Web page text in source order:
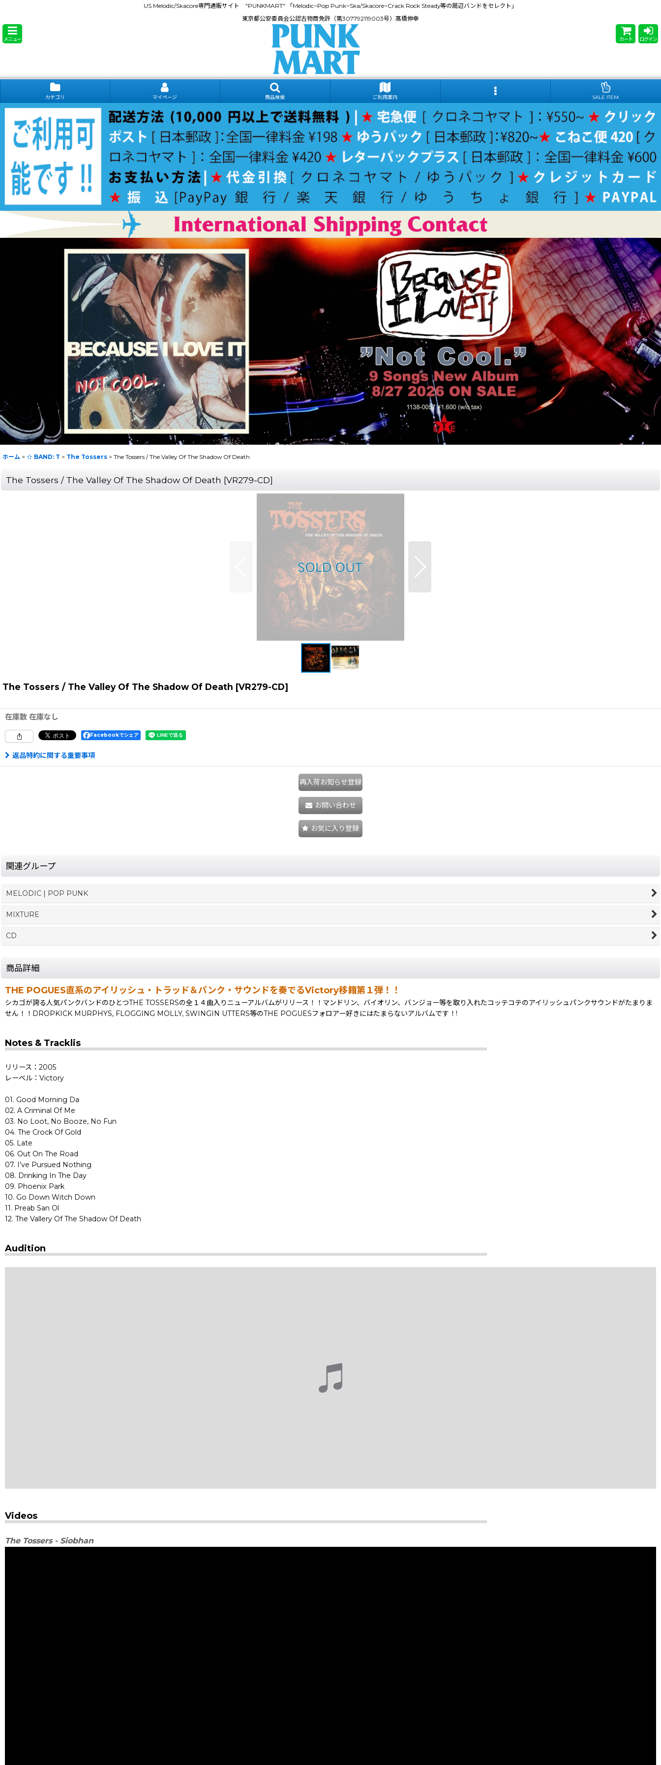
US Melodic/Skacore専門通販サイト "PUNKMART" 「Melodic~Pop Punk~Ska/Skacore~Crack Rock Steady等の周辺バンドをセレクト」
東京都公安委員会公認古物商免許（第307792119003号）髙橋伸幸
メニュー カート ログイン
カテゴリ マイページ 商品検索 ご利用案内 SALE ITEM
ホーム > ☆ BAND: T > The Tossers > The Tossers / The Valley Of The Shadow Of Death
The Tossers / The Valley Of The Shadow Of Death [VR279-CD]
The Tossers / The Valley Of The Shadow Of Death [VR279-CD]
在庫数 在庫なし
Facebookでシェア
返品特約に関する重要事項
再入荷お知らせ登録
お問い合わせ
お気に入り登録
関連グループ
MELODIC | POP PUNK
MIXTURE
CD
商品詳細
THE POGUES直系のアイリッシュ・トラッド＆パンク・サウンドを奏でるVictory移籍第１弾！！
シカゴが誇る人気パンクバンドのひとつTHE TOSSERSの全１４曲入りニューアルバムがリリース！！マンドリン、バイオリン、バンジョー等を取り入れたコッテコテのアイリッシュパンクサウンドがたまりま
せん！！DROPKICK MURPHYS, FLOGGING MOLLY, SWINGIN UTTERS等のTHE POGUESフォロアー好きにはたまらないアルバムです！!
Notes & Tracklis
リリース：2005
レーベル：Victory
01. Good Morning Da
02. A Criminal Of Me
03. No Loot, No Booze, No Fun
04. The Crock Of Gold
05. Late
06. Out On The Road
07. I’ve Pursued Nothing
08. Drinking In The Day
09. Phoenix Park
10. Go Down Witch Down
11. Preab San Ol
12. The Vallery Of The Shadow Of Death
Audition
Videos
The Tossers - Siobhan